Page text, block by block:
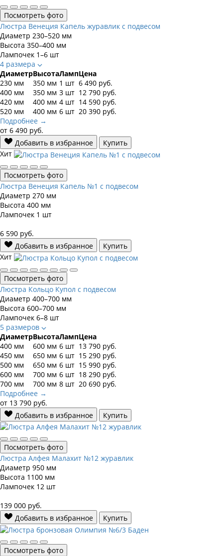
Посмотреть фото
Люстра Венеция Капель журавлик с подвесом
Диаметр 230–520 мм
Высота 350–400 мм
Лампочек 1–6 шт
4 размера
ДиаметрВысотаЛампЦена
230 мм
350 мм 1 шт 6 490 руб.
400 мм
350 мм 3 шт 12 790 руб.
420 мм
400 мм 4 шт 14 590 руб.
520 мм
400 мм 6 шт 20 390 руб.
Подробнее →
от 6 490 руб.
Добавить в избранное
Купить
Хит
Посмотреть фото
Люстра Венеция Капель №1 с подвесом
Диаметр 270 мм
Высота 400 мм
Лампочек 1 шт
6 590 руб.
Добавить в избранное
Купить
Хит
Посмотреть фото
Люстра Кольцо Купол с подвесом
Диаметр 400–700 мм
Высота 600–700 мм
Лампочек 6–8 шт
5 размеров
ДиаметрВысотаЛампЦена
400 мм
600 мм 6 шт 13 790 руб.
450 мм
650 мм 6 шт 15 290 руб.
500 мм
650 мм 6 шт 15 990 руб.
600 мм
700 мм 6 шт 18 290 руб.
700 мм
700 мм 8 шт 20 690 руб.
Подробнее →
от 13 790 руб.
Добавить в избранное
Купить
Посмотреть фото
Люстра Алфея Малахит №12 журавлик
Диаметр 950 мм
Высота 1100 мм
Лампочек 12 шт
139 000 руб.
Добавить в избранное
Купить
Посмотреть фото